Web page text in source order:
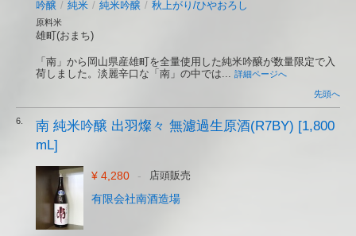
吟醸 / 純米 / 純米吟醸 / 秋上がり/ひやおろし
原料米
雄町(おまち)
「南」から岡山県産雄町を全量使用した純米吟醸が数量限定で入
荷しました。淡麗辛口な「南」の中では... 詳細ページへ
先頭へ
6.
南 純米吟醸 出羽燦々 無濾過生原酒(R7BY) [1,800
mL]
¥ 4,280 - 店頭販売
有限会社南酒造場